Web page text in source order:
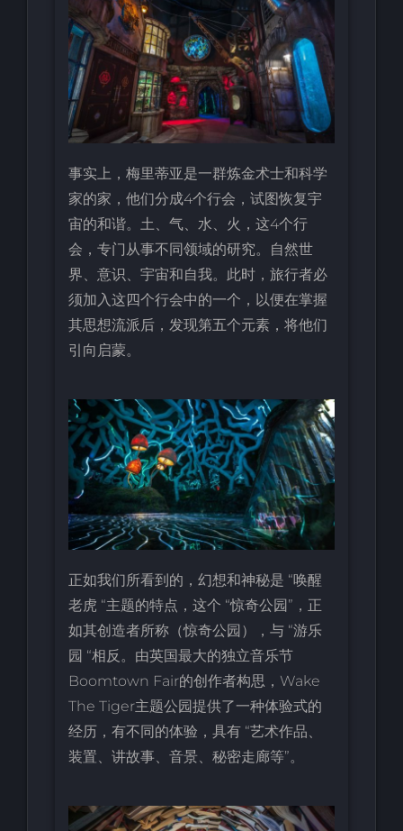
事实上，梅里蒂亚是一群炼金术士和科学
家的家，他们分成4个行会，试图恢复宇
宙的和谐。土、气、水、火，这4个行
会，专门从事不同领域的研究。自然世
界、意识、宇宙和自我。此时，旅行者必
须加入这四个行会中的一个，以便在掌握
其思想流派后，发现第五个元素，将他们
引向启蒙。
正如我们所看到的，幻想和神秘是 “唤醒
老虎 “主题的特点，这个 “惊奇公园”，正
如其创造者所称（惊奇公园），与 “游乐
园 “相反。由英国最大的独立音乐节
Boomtown Fair的创作者构思，Wake
The Tiger主题公园提供了一种体验式的
经历，有不同的体验，具有 “艺术作品、
装置、讲故事、音景、秘密走廊等”。